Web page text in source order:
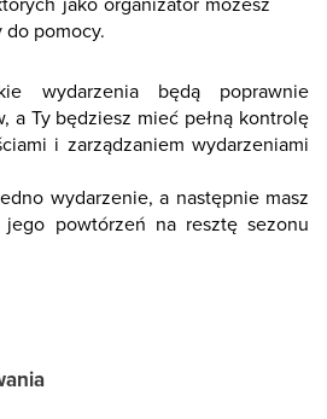
do pomocy.
wydarzenia będą poprawnie
a Ty będziesz mieć pełną kontrolę
i zarządzaniem wydarzeniami
wydarzenie, a następnie masz
jego powtórzeń na resztę sezonu